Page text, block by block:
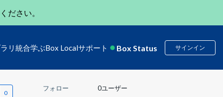
ださい。
リ 統合学ぶBox Localサポート Box Status サインイン
フォロー
0ユーザー